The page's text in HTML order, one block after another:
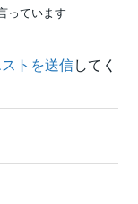
っています
トを送信してく